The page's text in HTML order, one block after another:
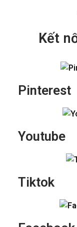
Kết
Pinterest
Youtube
Tiktok